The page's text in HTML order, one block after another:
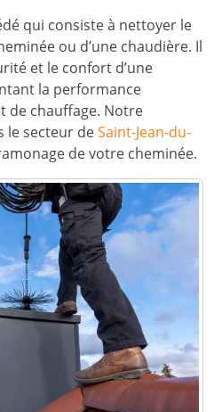
qui consiste à nettoyer le
ou d’une chaudière. Il
et le confort d’une
la performance
de chauffage. Notre
le secteur deSaint-Jean-du-
de votre cheminée.